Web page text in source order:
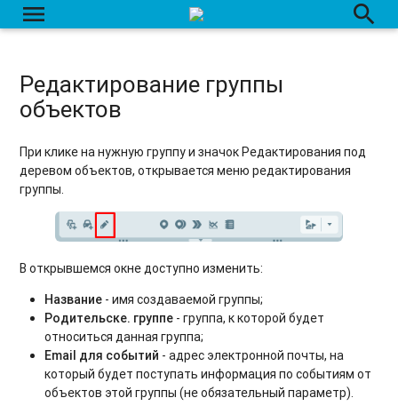
menu search
Редактирование группы
объектов
При клике на нужную группу и значок Редактирования под
деревом объектов, открывается меню редактирования
группы.
В открывшемся окне доступно изменить:
Название - имя создаваемой группы;
Родительскe. группe - группа, к которой будет
относиться данная группа;
Email для событий - адрес электронной почты, на
который будет поступать информация по событиям от
объектов этой группы (не обязательный параметр).